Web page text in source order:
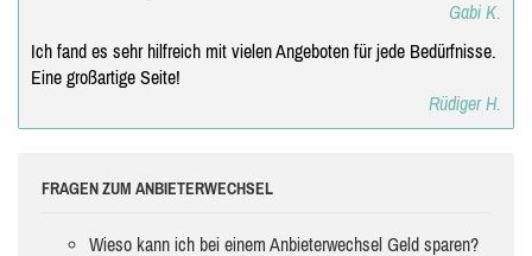
Gabi K.
Ich fand es sehr hilfreich mit vielen Angeboten für jede Bedürfnisse.
Eine großartige Seite!
Rüdiger H.
FRAGEN ZUM ANBIETERWECHSEL
Wieso kann ich bei einem Anbieterwechsel Geld sparen?